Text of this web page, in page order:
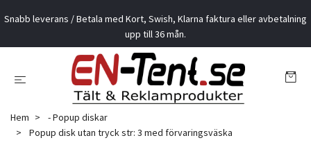
Snabb leverans / Betala med Kort, Swish, Klarna faktura eller avbetalning
upp till 36 mån.
Hem
- Popup diskar
Popup disk utan tryck str: 3 med förvaringsväska